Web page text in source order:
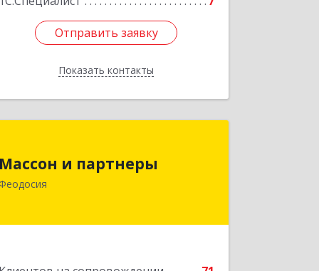
Отправить заявку
Показать контакты
Отправить заявку
Назад
Массон и партнеры
298112, Крым Респ, Феодосия г,
Подробнее